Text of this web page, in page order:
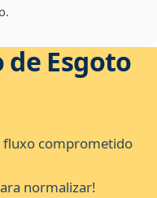
Esgoto
fluxo comprometido
normalizar!